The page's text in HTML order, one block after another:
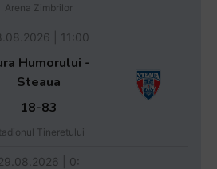
Arena Zimbrilor
| 11:00
Humorului -
Steaua
18-83
Tineretului
29.08.2026 | 0: